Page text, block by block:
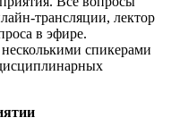
трансляции, лектор
в эфире.
спикерами